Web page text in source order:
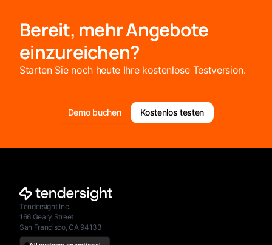
Bereit, mehr Angebote
einzureichen?
Starten Sie noch heute Ihre kostenlose Testversion.
Demo buchen Kostenlos testen
Tendersight Inc.
166 Geary Street
San Francisco, CA 94133